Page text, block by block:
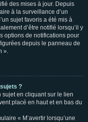
des mises à jour. Depuis
à la surveillance d’un
sujet favoris a été mis à
d’être notifié lorsqu’il y
options de notifications pour
depuis le panneau de
».
?
en cliquant sur le lien
placé en haut et en bas du
« M’avertir lorsqu’une